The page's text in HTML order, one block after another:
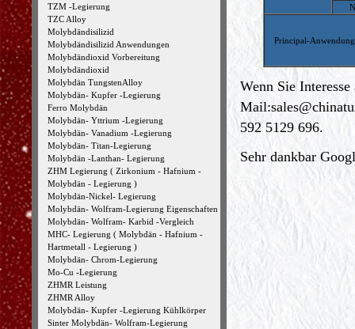
TZM -Legierung
TZC Alloy
Molybdändisilizid
Molybdändisilizid Anwendungen
Molybdändioxid Vorbereitung
Molybdändioxid
Molybdän TungstenAlloy
Molybdän- Kupfer -Legierung
Ferro Molybdän
Molybdän- Yttrium -Legierung
Molybdän- Vanadium -Legierung
Molybdän- Titan-Legierung
Molybdän -Lanthan- Legierung
ZHM Legierung ( Zirkonium - Hafnium -
Molybdän - Legierung )
Molybdän-Nickel- Legierung
Molybdän- Wolfram-Legierung Eigenschaften
Molybdän- Wolfram- Karbid -Vergleich
MHC- Legierung ( Molybdän - Hafnium -
Hartmetall - Legierung )
Molybdän- Chrom-Legierung
Mo-Cu -Legierung
ZHMR Leistung
ZHMR Alloy
Molybdän- Kupfer -Legierung Kühlkörper
Sinter Molybdän- Wolfram-Legierung
Principal-
Wenn Sie
Mail:
592 5129 696.
Sehr dankbar